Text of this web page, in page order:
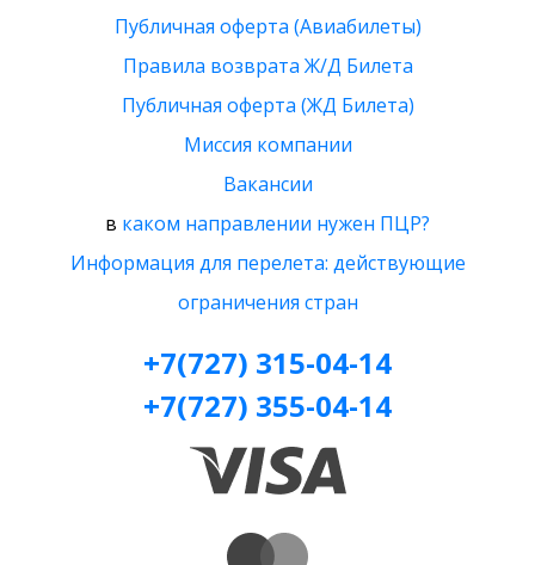
Публичная оферта (Авиабилеты)
Правила возврата Ж/Д Билета
Публичная оферта (ЖД Билета)
Миссия компании
Вакансии
в каком направлении нужен ПЦР?
Информация для перелета: действующие
ограничения стран
+7(727) 315-04-14
+7(727) 355-04-14